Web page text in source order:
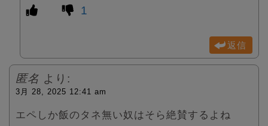
1
返信
匿名 より:
3月 28, 2025 12:41 am
エペしか飯のタネ無い奴はそら絶賛するよね